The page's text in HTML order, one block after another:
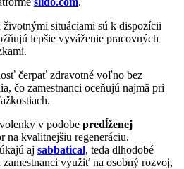
životnými situáciami sú k dispozícii
lepšie vyváženie pracovných
čerpať zdravotné voľno bez
čo zamestnanci oceňujú najmä pri
v podobe predĺženej
na kvalitnejšiu regeneráciu.
aj sabbatical, teda dlhodobé
využiť na osobný rozvoj,